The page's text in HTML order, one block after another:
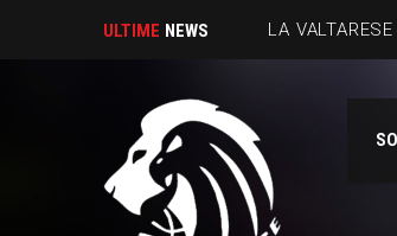
ULTIME NEWS LA